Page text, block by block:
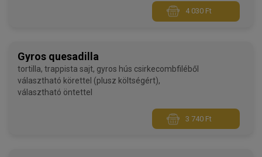
4 030 Ft
Gyros quesadilla
tortilla, trappista sajt, gyros hús csirkecombfiléből
választható körettel (plusz költségért),
választható öntettel
3 740 Ft